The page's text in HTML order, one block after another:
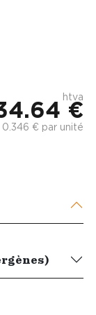
htva
€
0.346 € par unité